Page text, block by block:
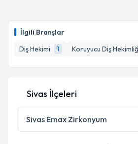
İlgili Branşlar
Diş Hekimi
1 Koruyucu Diş
Sivas İlçeleri
Sivas Emax Zirkonyum